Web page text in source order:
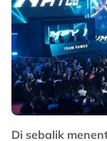
Di sebalik